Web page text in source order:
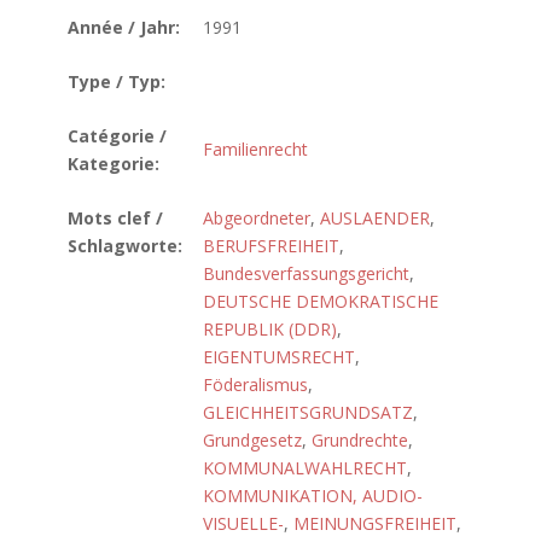
Année / Jahr: 1991
Type / Typ:
Catégorie /
Kategorie:
Familienrecht
Mots clef /
Schlagworte:
Abgeordneter, AUSLAENDER,
BERUFSFREIHEIT,
Bundesverfassungsgericht,
DEUTSCHE DEMOKRATISCHE
REPUBLIK (DDR),
EIGENTUMSRECHT,
Föderalismus,
GLEICHHEITSGRUNDSATZ,
Grundgesetz, Grundrechte,
KOMMUNALWAHLRECHT,
KOMMUNIKATION, AUDIO-
VISUELLE-, MEINUNGSFREIHEIT,